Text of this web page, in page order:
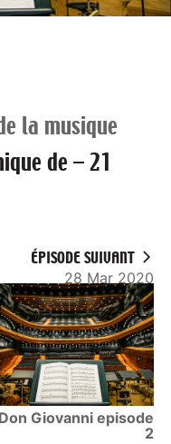
la musique
de – 21
ÉPISODE SUIVANT
28 Mar 2020
Don Giovanni episode
2